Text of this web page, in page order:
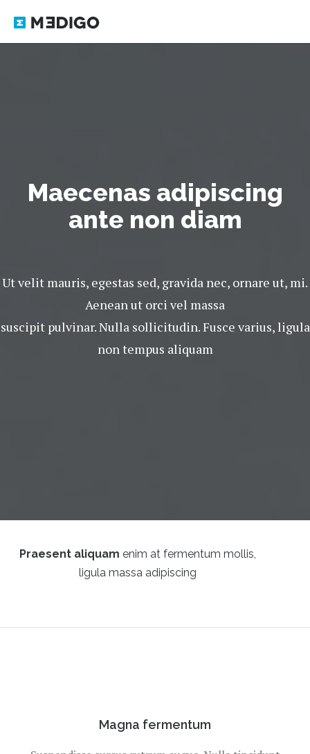
Maecenas adipiscing
ante non diam
Ut velit mauris, egestas sed, gravida nec, ornare ut, mi.
Aenean ut orci vel massa
suscipit pulvinar. Nulla sollicitudin. Fusce varius, ligula
non tempus aliquam
Praesent aliquam enim at fermentum mollis,
ligula massa adipiscing
Magna fermentum